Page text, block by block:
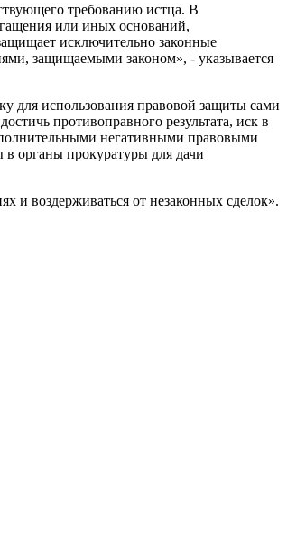
требованию истца. В
или иных оснований,
исключительно законные
защищаемыми законом», - указывается
для использования правовой защиты сами
противоправного результата, иск в
негативными правовыми
органы прокуратуры для дачи
и воздерживаться от незаконных сделок».